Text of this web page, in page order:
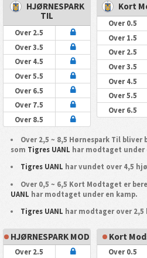
HJØRNESPARK
TIL
Over 2.5
Over 3.5
Over 4.5
Over 5.5
Over 6.5
Over 7.5
Over 8.5
Kort
Over 0.5
Over 1.5
Over 2.5
Over 3.5
Over 4.5
Over 5.5
Over 6.5
Over 2,5 ~ 8,5 Hørnespark Til
som Tigres UANL har modtaget under
Tigres UANL har vundet over 4,5
Over 0,5 ~ 6,5 Kort Modtaget er
UANL har modtaget under en kamp.
Tigres UANL har modtager over 2,5
HJØRNESPARK MOD
Over 2.5
Kort
Over 0.5